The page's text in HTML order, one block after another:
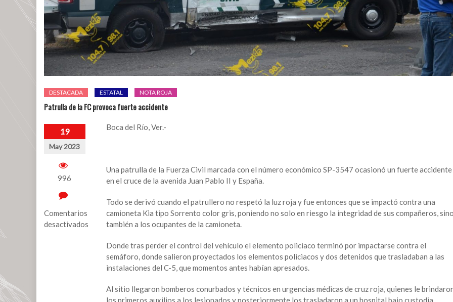
DESTACADA ESTATAL NOTA ROJA
Patrulla de la FC provoca fuerte accidente
19
May 2023
996
Comentarios
desactivados
Boca del Río, Ver.-
Una patrulla de la Fuerza Civil marcada con el número económico SP-3547 ocasionó un fuerte accidente
en el cruce de la avenida Juan Pablo II y España.
Todo se derivó cuando el patrullero no respetó la luz roja y fue entonces que se impactó contra una
camioneta Kia tipo Sorrento color gris, poniendo no solo en riesgo la integridad de sus compañeros,
también a los ocupantes de la camioneta.
Donde tras perder el control del vehículo el elemento policiaco terminó por impactarse contra el
semáforo, donde salieron proyectados los elementos policiacos y dos detenidos que trasladaban a las
instalaciones del C-5, que momentos antes habían apresados.
Al sitio llegaron bomberos conurbados y técnicos en urgencias médicas de cruz roja, quienes le
los primeros auxilios a los lesionados y posteriormente los trasladaron a un hospital bajo custodia